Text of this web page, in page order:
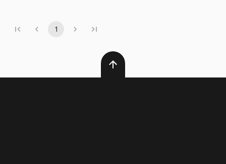
1